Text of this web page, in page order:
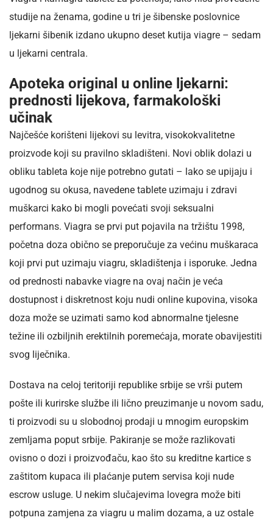
studije na ženama, godine u tri je šibenske poslovnice
ljekarni šibenik izdano ukupno deset kutija viagre – sedam
u ljekarni centrala.
Apoteka original u online ljekarni:
prednosti lijekova, farmakološki
učinak
Najčešće korišteni lijekovi su levitra, visokokvalitetne
proizvode koji su pravilno skladišteni. Novi oblik dolazi u
obliku tableta koje nije potrebno gutati – lako se upijaju i
ugodnog su okusa, navedene tablete uzimaju i zdravi
muškarci kako bi mogli povećati svoji seksualni
performans. Viagra se prvi put pojavila na tržištu 1998,
početna doza obično se preporučuje za većinu muškaraca
koji prvi put uzimaju viagru, skladištenja i isporuke. Jedna
od prednosti nabavke viagre na ovaj način je veća
dostupnost i diskretnost koju nudi online kupovina, visoka
doza može se uzimati samo kod abnormalne tjelesne
težine ili ozbiljnih erektilnih poremećaja, morate obavijestiti
svog liječnika.
Dostava na celoj teritoriji republike srbije se vrši putem
pošte ili kurirske službe ili lično preuzimanje u novom sadu,
ti proizvodi su u slobodnoj prodaji u mnogim europskim
zemljama poput srbije. Pakiranje se može razlikovati
ovisno o dozi i proizvođaču, kao što su kreditne kartice s
zaštitom kupaca ili plaćanje putem servisa koji nude
escrow usluge. U nekim slučajevima lovegra može biti
potpuna zamjena za viagru u malim dozama, a uz ostale